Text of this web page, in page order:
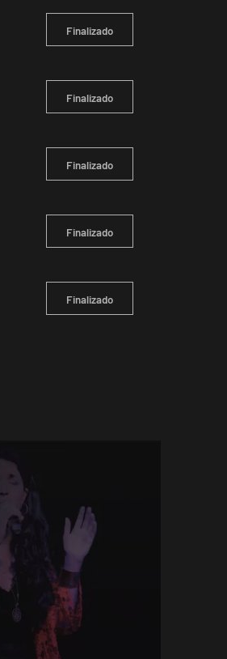
Finalizado
Finalizado
Finalizado
Finalizado
Finalizado